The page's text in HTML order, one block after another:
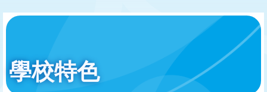
航
連
學校特色